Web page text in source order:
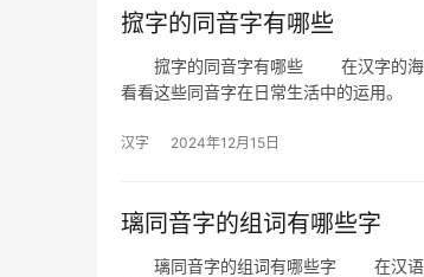
搲字的同音字有哪些
搲字的同音字有哪些 在汉字的海洋中
看看这些同音字在日常生活中的运
汉字 2024年12月15日
璃同音字的组词有哪些字
璃同音字的组词有哪些字 在汉语中